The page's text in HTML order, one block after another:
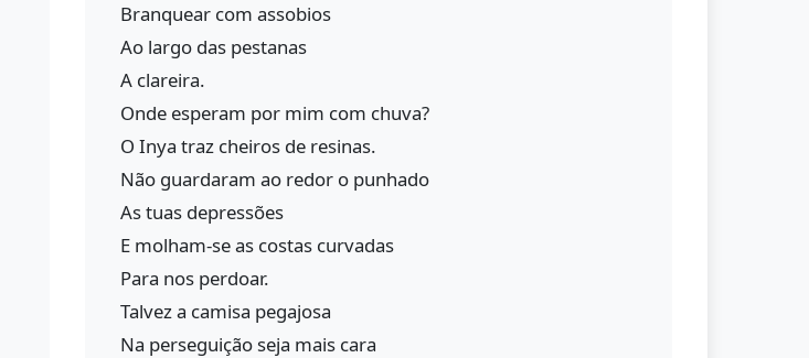
Branquear com assobios
Ao largo das pestanas
A clareira.
Onde esperam por mim com chuva?
O Inya traz cheiros de resinas.
Não guardaram ao redor o punhado
As tuas depressões
E molham-se as costas curvadas
Para nos perdoar.
Talvez a camisa pegajosa
Na perseguição seja mais cara